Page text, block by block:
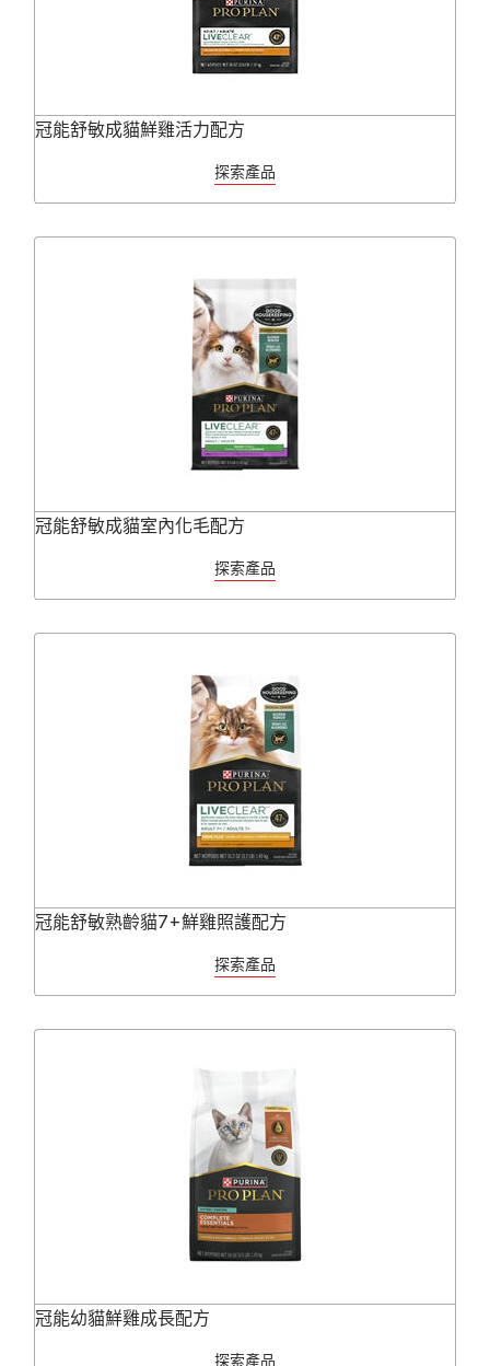
冠能舒敏成貓鮮雞活力配方
探索產品
冠能舒敏成貓室內化毛配方
探索產品
冠能舒敏熟齡貓7+鮮雞照護配方
探索產品
冠能幼貓鮮雞成長配方
探索產品